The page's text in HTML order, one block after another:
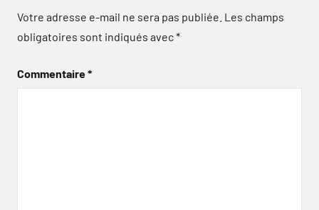
Votre adresse e-mail ne sera pas publiée. Les champs
obligatoires sont indiqués avec*
Commentaire*